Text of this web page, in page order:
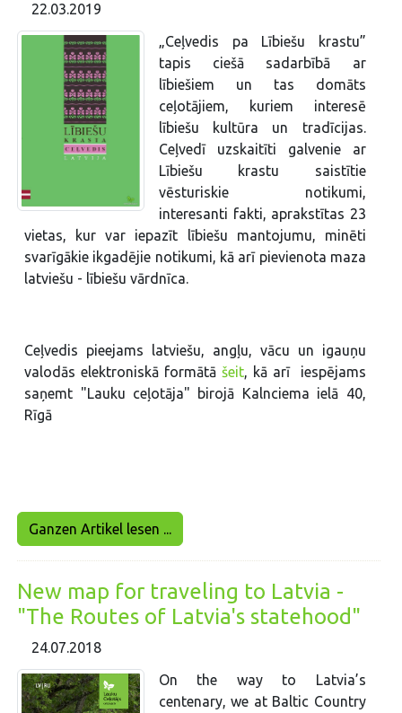
22.03.2019
„Ceļvedis pa Lībiešu krastu”
tapis ciešā sadarbībā ar
lībiešiem un tas domāts
ceļotājiem, kuriem interesē
lībiešu kultūra un tradīcijas.
Ceļvedī uzskaitīti galvenie ar
Lībiešu krastu saistītie
vēsturiskie notikumi,
interesanti fakti, aprakstītas 23
vietas, kur var iepazīt lībiešu mantojumu, minēti
svarīgākie ikgadējie notikumi, kā arī pievienota maza
latviešu - lībiešu vārdnīca.
Ceļvedis pieejams latviešu, angļu, vācu un igauņu
valodās elektroniskā formātāšeit, kā arī iespējams
saņemt "Lauku ceļotāja" birojā Kalnciema ielā 40,
Rīgā
Ganzen Artikel lesen ...
New map for traveling to Latvia -
"The Routes of Latvia's statehood"
24.07.2018
On the way to Latvia’s
centenary, we at Baltic Country